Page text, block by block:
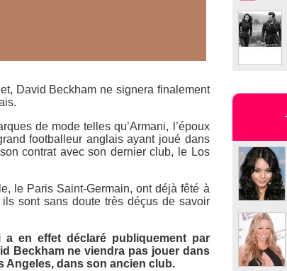
David Beckham ne signera finalement
de mode telles qu’Armani, l’époux
footballeur anglais ayant joué dans
contrat avec son dernier club, le Los
le Paris Saint-Germain, ont déjà fêté à
ils sont sans doute très déçus de savoir
a en effet déclaré publiquement par
Beckham ne viendra pas jouer dans
Angeles, dans son ancien club.